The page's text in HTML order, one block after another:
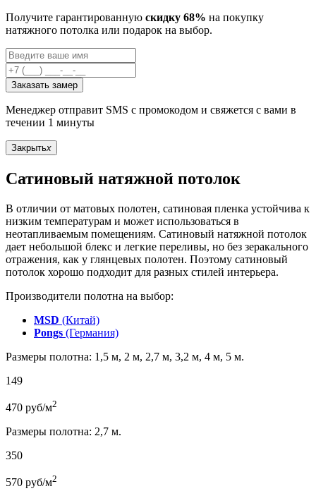
Получите гарантированную скидку 68% на покупку
натяжного потолка или подарок на выбор.
Заказать замер
Менеджер отправит SMS с промокодом и свяжется с вами в
течении 1 минуты
Закрытьx
Сатиновый натяжной потолок
В отличии от матовых полотен, сатиновая пленка устойчива к
низким температурам и может использоваться в
неотапливаемым помещениям. Сатиновый натяжной потолок
дает небольшой блекс и легкие переливы, но без зеракального
отражения, как у глянцевых полотен. Поэтому сатиновый
потолок хорошо подходит для разных стилей интерьера.
Производители полотна на выбор:
MSD (Китай)
Pongs (Германия)
Размеры полотна: 1,5 м, 2 м, 2,7 м, 3,2 м, 4 м, 5 м.
149
470 руб/м2
Размеры полотна: 2,7 м.
350
570 руб/м2